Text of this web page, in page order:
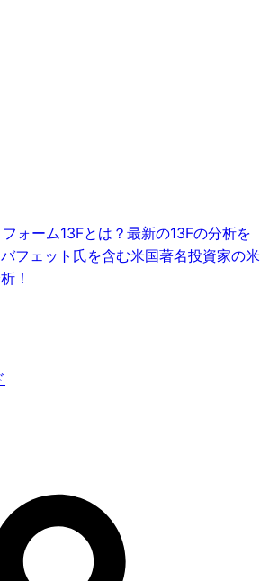
ォーム13Fとは？最新の13Fの分析を
フェット氏を含む米国著名投資家の米
！